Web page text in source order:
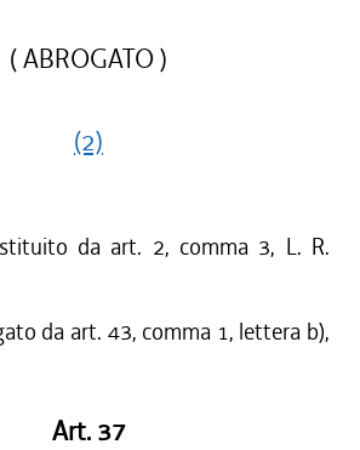
( ABROGATO )
(2)
da art. 2, comma 3, L. R.
da art. 43, comma 1, lettera b),
Art. 37